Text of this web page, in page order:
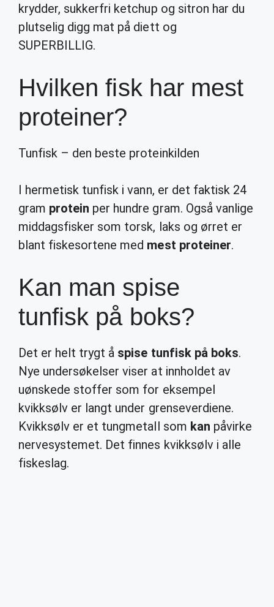
krydder, sukkerfri ketchup og sitron har du
plutselig digg mat på diett og
SUPERBILLIG.
Hvilken fisk har mest
proteiner?
Tunfisk – den beste proteinkilden
I hermetisk tunfisk i vann, er det faktisk 24
gram protein per hundre gram. Også vanlige
middagsfisker som torsk, laks og ørret er
blant fiskesortene med mest proteiner.
Kan man spise
tunfisk på boks?
Det er helt trygt å spise tunfisk på boks.
Nye undersøkelser viser at innholdet av
uønskede stoffer som for eksempel
kvikksølv er langt under grenseverdiene.
Kvikksølv er et tungmetall som kan påvirke
nervesystemet. Det finnes kvikksølv i alle
fiskeslag.